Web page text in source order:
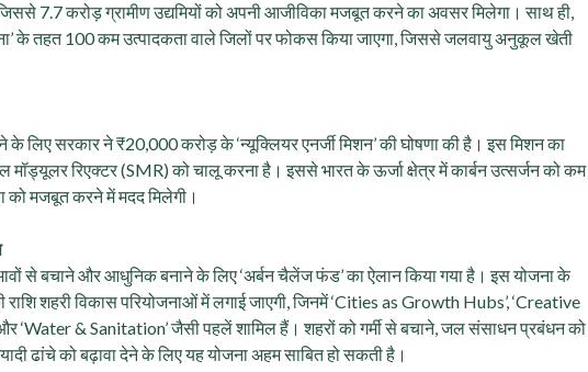
7.7 करोड़ ग्रामीण उद्यमियों को अपनी आजीविका मजबूत करने का अवसर मिलेगा। साथ ही,
के तहत 100 कम उत्पादकता वाले जिलों पर फोकस किया जाएगा, जिससे जलवायु अनुकूल खेती
के लिए सरकार ने ₹20,000 करोड़ के ‘न्यूक्लियर एनर्जी मिशन’ की घोषणा की है। इस मिशन का
मॉड्यूलर रिएक्टर (SMR) को चालू करना है। इससे भारत के ऊर्जा क्षेत्र में कार्बन उत्सर्जन को कम
को मजबूत करने में मदद मिलेगी।
से बचाने और आधुनिक बनाने के लिए ‘अर्बन चैलेंज फंड’ का ऐलान किया गया है। इस योजना के
शहरी विकास परियोजनाओं में लगाई जाएगी, जिनमें ‘Cities as Growth Hubs’, ‘Creative
‘Water & Sanitation’ जैसी पहलें शामिल हैं। शहरों को गर्मी से बचाने, जल संसाधन प्रबंधन को
ढांचे को बढ़ावा देने के लिए यह योजना अहम साबित हो सकती है।